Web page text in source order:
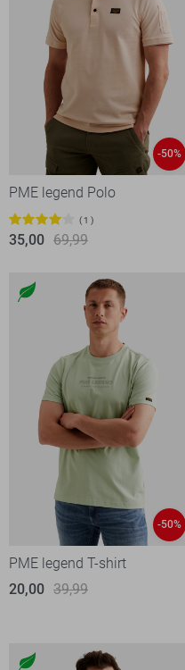
-50%
PME legend Polo
1
35,00 69,99
-50%
PME legend T-shirt
20,00 39,99